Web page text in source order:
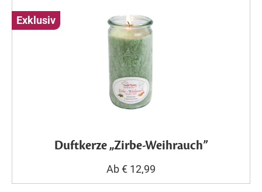
Exklusiv
Duftkerze „Zirbe-Weihrauch”
Ab € 12,99